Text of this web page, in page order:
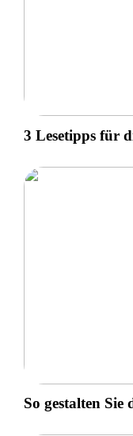
3 Lesetipps für
So gestalten Sie